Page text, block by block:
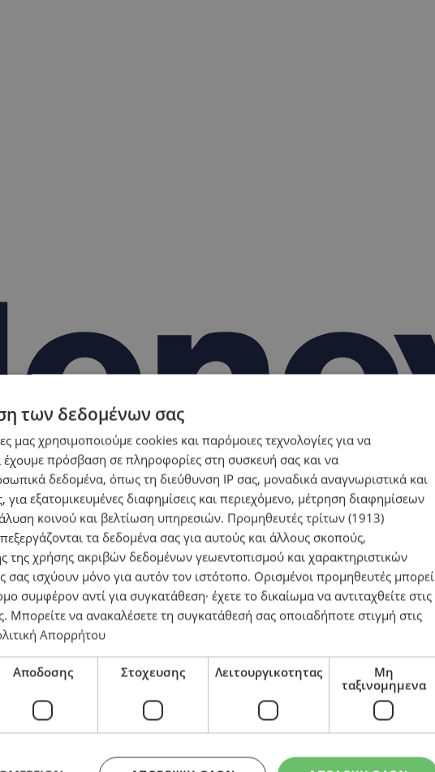
των δεδομένων σας
μας χρησιμοποιούμε cookies και παρόμοιες τεχνολογίες για να
πρόσβαση σε πληροφορίες στη συσκευή σας και να
δεδομένα, όπως τη διεύθυνση IP σας, μοναδικά αναγνωριστικά και
εξατομικευμένες διαφημίσεις και περιεχόμενο, μέτρηση διαφημίσεων
κοινού και βελτίωση υπηρεσιών. Προμηθευτές τρίτων (1913)
τα δεδομένα σας για αυτούς και άλλους σκοπούς,
της χρήσης ακριβών δεδομένων γεωεντοπισμού και χαρακτηριστικών
σας ισχύουν μόνο για αυτόν τον ιστότοπο. Ορισμένοι προμηθευτές μπορεί
συμφέρον αντί για συγκατάθεση· έχετε το δικαίωμα να αντιταχθείτε στις
. Μπορείτε να ανακαλέσετε τη συγκατάθεσή σας οποιαδήποτε στιγμή στις
Απορρήτου
Αποδοσης Στοχευσης Λειτουργικοτητας
Μη
ταξινομημενα